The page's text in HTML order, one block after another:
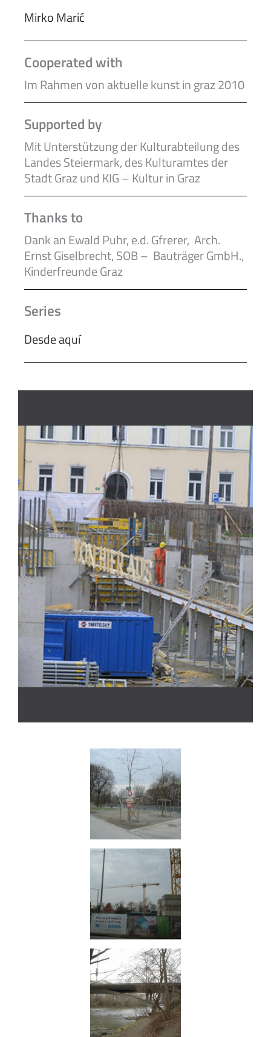
Mirko Marić
Cooperated with
Im Rahmen von aktuelle kunst in graz 2010
Supported by
Mit Unterstützung der Kulturabteilung des
Landes Steiermark, des Kulturamtes der
Stadt Graz und KIG – Kultur in Graz
Thanks to
Dank an Ewald Puhr, e.d. Gfrerer, Arch.
Ernst Giselbrecht, SOB – Bauträger GmbH.,
Kinderfreunde Graz
Series
Desde aquí